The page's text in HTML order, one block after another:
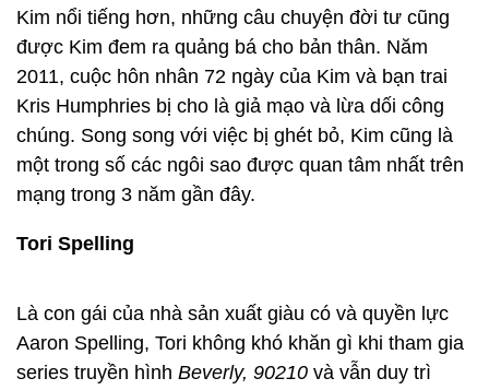
Kim nổi tiếng hơn, những câu chuyện đời tư cũng
được Kim đem ra quảng bá cho bản thân. Năm
2011, cuộc hôn nhân 72 ngày của Kim và bạn trai
Kris Humphries bị cho là giả mạo và lừa dối công
chúng. Song song với việc bị ghét bỏ, Kim cũng là
một trong số các ngôi sao được quan tâm nhất trên
mạng trong 3 năm gần đây.
Tori Spelling
Là con gái của nhà sản xuất giàu có và quyền lực
Aaron Spelling, Tori không khó khăn gì khi tham gia
series truyền hình Beverly, 90210 và vẫn duy trì